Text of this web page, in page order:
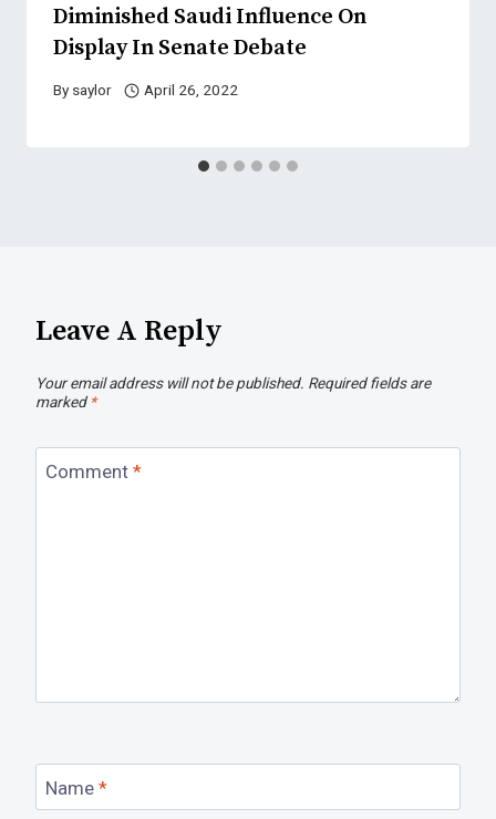
Diminished Saudi Influence On
Display In Senate Debate
By saylor April 26, 2022
Leave A Reply
Your email address will not be published. Required fields are
marked *
Comment *
Name *